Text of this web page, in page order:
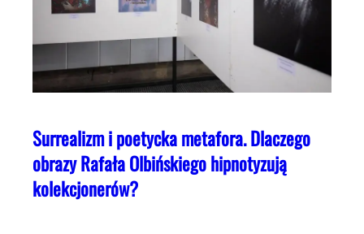
Surrealizm i poetycka metafora. Dlaczego
obrazy Rafała Olbińskiego hipnotyzują
kolekcjonerów?